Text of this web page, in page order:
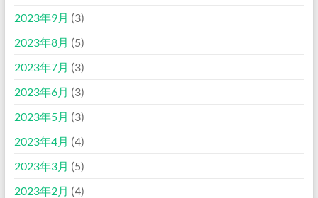
2023年9月 (3)
2023年8月 (5)
2023年7月 (3)
2023年6月 (3)
2023年5月 (3)
2023年4月 (4)
2023年3月 (5)
2023年2月 (4)